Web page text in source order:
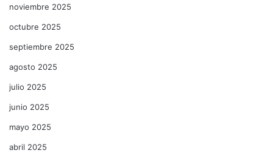
noviembre 2025
octubre 2025
septiembre 2025
agosto 2025
julio 2025
junio 2025
mayo 2025
abril 2025